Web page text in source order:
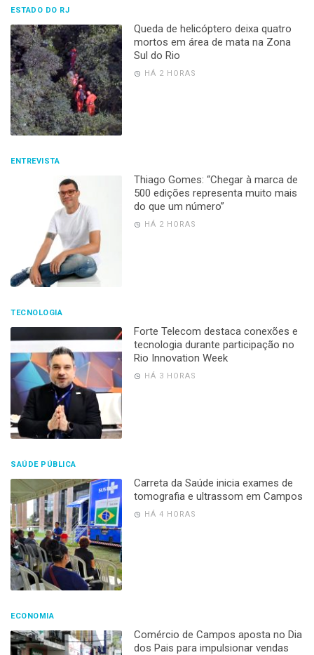
ESTADO DO RJ
Queda de helicóptero deixa quatro
mortos em área de mata na Zona
Sul do Rio
HÁ 2 HORAS
ENTREVISTA
Thiago Gomes: “Chegar à marca de
500 edições representa muito mais
do que um número”
HÁ 2 HORAS
TECNOLOGIA
Forte Telecom destaca conexões e
tecnologia durante participação no
Rio Innovation Week
HÁ 3 HORAS
SAÚDE PÚBLICA
Carreta da Saúde inicia exames de
tomografia e ultrassom em Campos
HÁ 4 HORAS
ECONOMIA
Comércio de Campos aposta no Dia
dos Pais para impulsionar vendas